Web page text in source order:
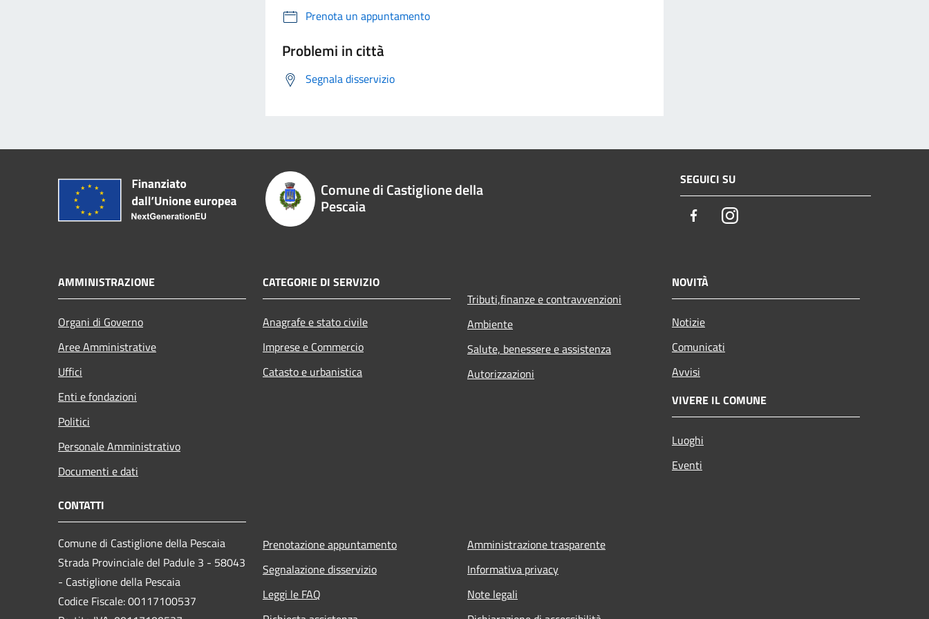
Prenota un appuntamento
Problemi in città
Segnala disservizio
Comune di Castiglione della
Pescaia
SEGUICI SU
FacebookInstagram
AMMINISTRAZIONE
Organi di Governo
Aree Amministrative
Uffici
Enti e fondazioni
Politici
Personale Amministrativo
Documenti e dati
CATEGORIE DI SERVIZIO
Anagrafe e stato civile
Imprese e Commercio
Catasto e urbanistica
Tributi,finanze e contravvenzioni
Ambiente
Salute, benessere e assistenza
Autorizzazioni
NOVITÀ
Notizie
Comunicati
Avvisi
VIVERE IL COMUNE
Luoghi
Eventi
CONTATTI
Comune di Castiglione della Pescaia
Strada Provinciale del Padule 3 - 58043
- Castiglione della Pescaia
Codice Fiscale: 00117100537
Prenotazione appuntamento
Segnalazione disservizio
Leggi le FAQ
Amministrazione trasparente
Informativa privacy
Note legali